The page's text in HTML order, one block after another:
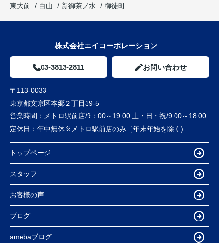
東大前
白山 新御茶ノ水 御徒町
株式会社エイコーポレーション
03-3813-2811 お問い合わせ
〒113-0033
東京都文京区本郷２丁目39-5
営業時間：
メトロ駅前店/9：00～19:00 土・日・祝/9:00～18:00
定休日： 年中無休※メトロ駅前店のみ（年末年始を除く)
トップページ
スタッフ
お客様の声
ブログ
amebaブログ